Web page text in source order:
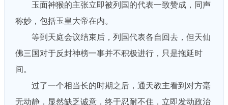
玉面神猴的主张立即被列国的代表一致赞成，同声
称妙，包括玉皇大帝在内。
等到天庭会议结束后，列国代表各自回去，但天仙
佛三国对于反封神榜一事并不积极进行，只是拖延时
间。
过了一个相当长的时期之后，通天教主看到对方毫
无动静，显然缺乏诚意，终于忍耐不住，立即发动政治